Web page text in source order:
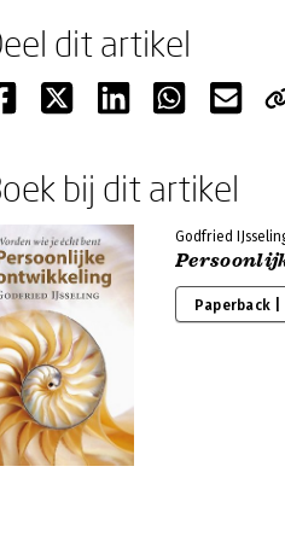
dit artikel
bij dit artikel
Godfried
Paperback